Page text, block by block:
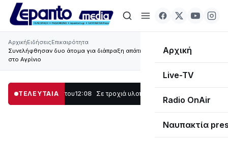
Αρχική
Live-TV
Radio OnAir
Ναυπακτία
ΑρχικήΕιδήσειςΕπικαιρότητα
Συνελήφθησαν δυο άτομα για διάπραξη απάτης σε βάρος ηλικιωμένου
στο Αγρίνιο
ΤΕΛΕΥΤΑΙΑ
Ναυπάκτου12:08 Σε τροχιά υλοποίησης η Παράκαμψη του Κέντρου της